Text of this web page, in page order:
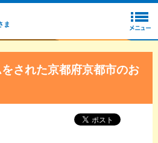
ま
された京都府京都市のお